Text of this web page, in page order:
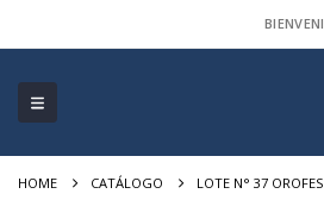
HOME CATÁLOGO LOTE N° 37